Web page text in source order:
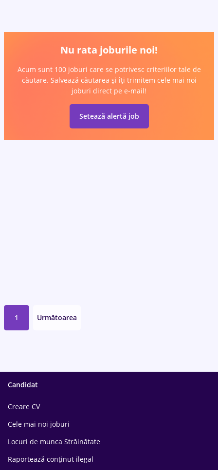
Nu rata joburile noi!
Acum sunt 100 joburi care se potrivesc criteriilor tale de
căutare. Salvează căutarea și îți trimitem cele mai noi
joburi direct pe e-mail!
Setează alertă job
1 Următoarea
Candidat
Creare CV
Cele mai noi joburi
Locuri de munca Străinătate
Raportează conținut ilegal